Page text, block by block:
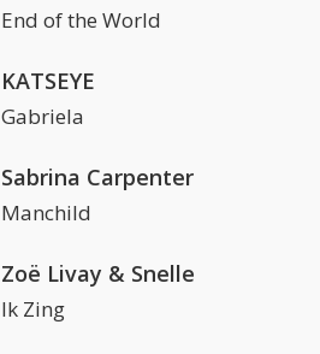
End of the World
KATSEYE
Gabriela
Sabrina Carpenter
Manchild
Zoë Livay & Snelle
Ik Zing